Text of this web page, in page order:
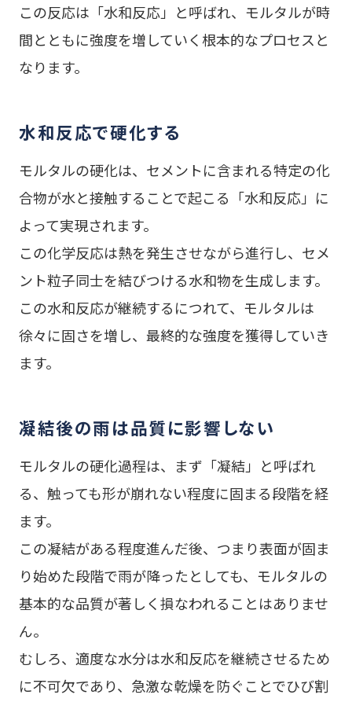
この反応は「水和反応」と呼ばれ、モルタルが時
間とともに強度を増していく根本的なプロセスと
なります。
水和反応で硬化する
モルタルの硬化は、セメントに含まれる特定の化
合物が水と接触することで起こる「水和反応」に
よって実現されます。
この化学反応は熱を発生させながら進行し、セメ
ント粒子同士を結びつける水和物を生成します。
この水和反応が継続するにつれて、モルタルは
徐々に固さを増し、最終的な強度を獲得していき
ます。
凝結後の雨は品質に影響しない
モルタルの硬化過程は、まず「凝結」と呼ばれ
る、触っても形が崩れない程度に固まる段階を経
ます。
この凝結がある程度進んだ後、つまり表面が固ま
り始めた段階で雨が降ったとしても、モルタルの
基本的な品質が著しく損なわれることはありませ
ん。
むしろ、適度な水分は水和反応を継続させるため
に不可欠であり、急激な乾燥を防ぐことでひび割